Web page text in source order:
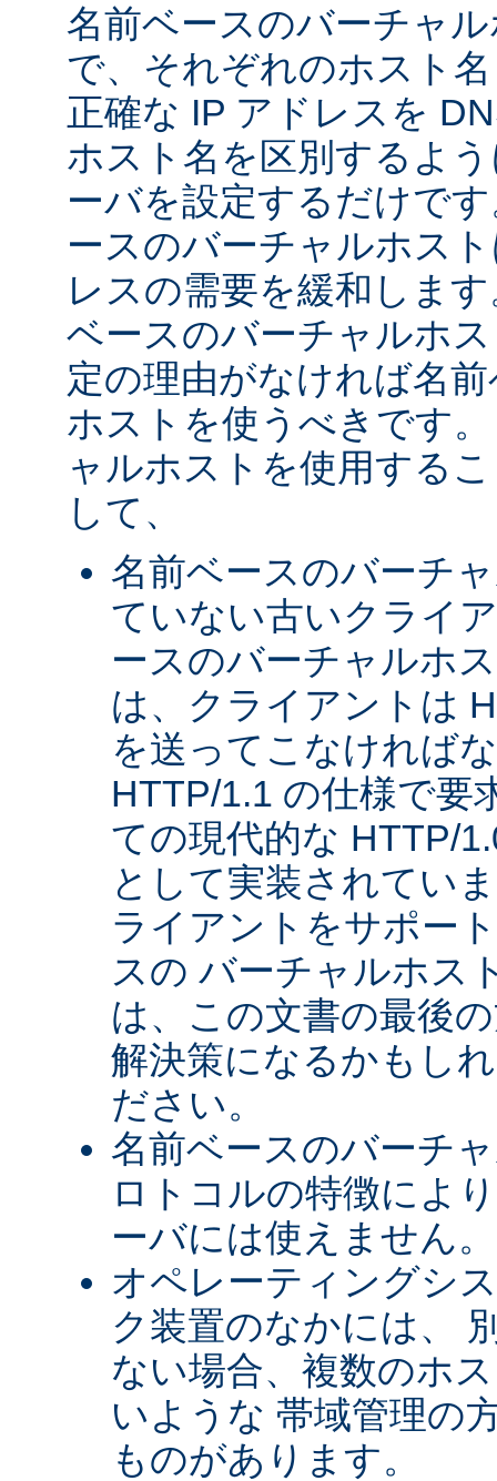
名前ベースのバーチャ
で、それぞれのホスト
正確な IP アドレスを
ホスト名を区別するよ
ーバを設定するだけで
ースのバーチャルホス
レスの需要を緩和しま
ベースのバーチャルホ
定の理由がなければ名
ホストを使うべきです
ャルホストを使用する
して、
名前ベースのバーチ
ていない古いクライ
ースのバーチャルホ
は、クライアントは
を送ってこなければ
HTTP/1.1 の仕様で要
ての現代的な HTTP/
として実装されてい
ライアントをサポー
スの バーチャルホス
は、この文書の最後
解決策になるかもし
ださい。
名前ベースのバーチ
ロトコルの特徴によ
ーバには使えません。
オペレーティングシ
ク装置のなかには、
ない場合、複数のホ
いような 帯域管理の
ものがあります。